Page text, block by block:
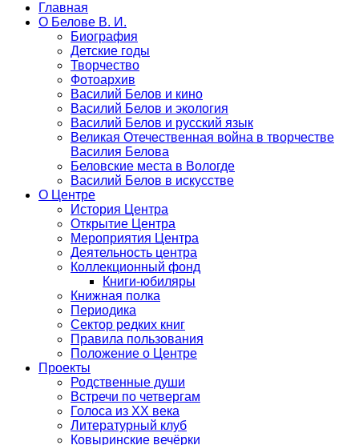
Главная
О Белове В. И.
Биография
Детские годы
Творчество
Фотоархив
Василий Белов и кино
Василий Белов и экология
Василий Белов и русский язык
Великая Отечественная война в творчестве
Василия Белова
Беловские места в Вологде
Василий Белов в искусстве
О Центре
История Центра
Открытие Центра
Мероприятия Центра
Деятельность центра
Коллекционный фонд
Книги-юбиляры
Книжная полка
Периодика
Сектор редких книг
Правила пользования
Положение о Центре
Проекты
Родственные души
Встречи по четвергам
Голоса из ХХ века
Литературный клуб
Ковыринские вечёрки